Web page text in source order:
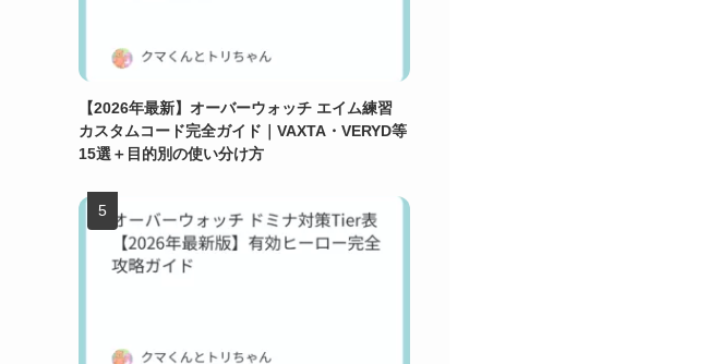
【2026年最新】オーバーウォッチ エイム練習
カスタムコード完全ガイド｜VAXTA・VERYD等
15選＋目的別の使い分け方